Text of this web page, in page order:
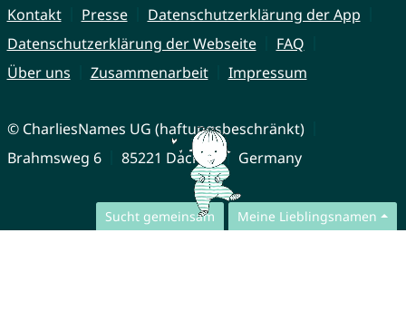
Sucht gemeinsam Meine Lieblingsnamen
Kontakt Presse
Datenschutzerklärung der App
Datenschutzerklärung der Webseite
FAQ
Über uns
Zusammenarbeit Impressum
© CharliesNames UG (haftungsbeschränkt)
Brahmsweg 6
85221 Dachau Germany